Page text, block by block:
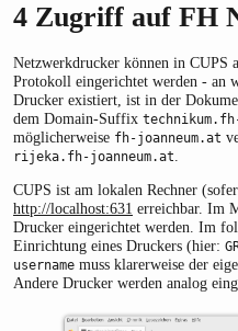
4 Zugriff auf FH
Netzwerkdrucker können in CUPS
Protokoll eingerichtet werden - an
Drucker existiert, ist in der
dem Domain-Suffix
möglicherweise fh-joanneum.at
rijeka.fh-joanneum.at
CUPS ist am lokalen Rechner
http://localhost:631 erreichbar. Im
Drucker eingerichtet werden. Im
Einrichtung eines Druckers (hier:
username muss klarerweise der
Andere Drucker werden analog